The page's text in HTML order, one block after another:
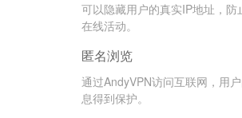
可以隐藏用户的真实IP地址，防
在线活动。
匿名浏览
通过AndyVPN访问互联网，用
息得到保护。